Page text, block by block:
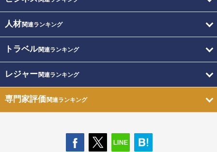
人材関連ランキング
トラベル関連ランキング
レジャー関連ランキング
専門家評価関連ランキング